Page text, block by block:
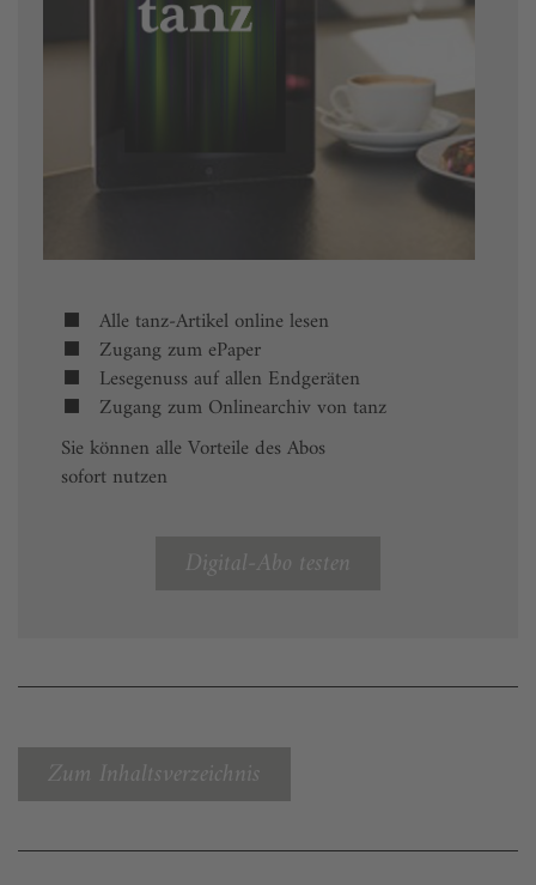
Alle tanz-Artikel online lesen
Zugang zum ePaper
Lesegenuss auf allen Endgeräten
Zugang zum Onlinearchiv von tanz
Sie können alle Vorteile des Abos
sofort nutzen
Digital-Abo testen
Zum Inhaltsverzeichnis